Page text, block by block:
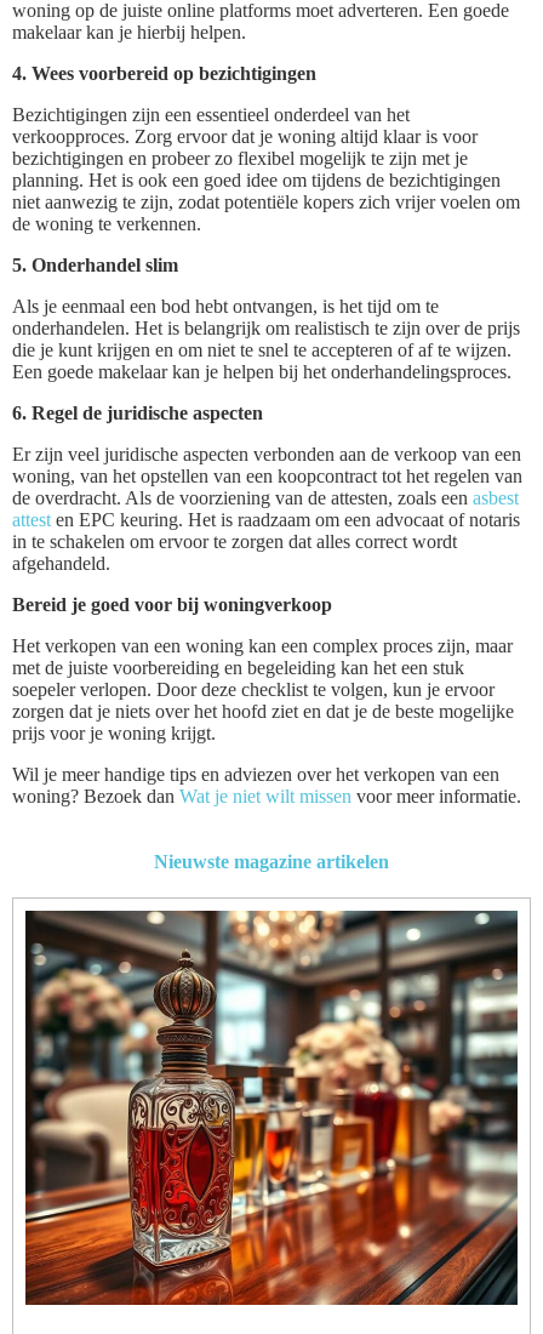
woning op de juiste online platforms moet adverteren. Een goede
makelaar kan je hierbij helpen.
4. Wees voorbereid op bezichtigingen
Bezichtigingen zijn een essentieel onderdeel van het
verkoopproces. Zorg ervoor dat je woning altijd klaar is voor
bezichtigingen en probeer zo flexibel mogelijk te zijn met je
planning. Het is ook een goed idee om tijdens de bezichtigingen
niet aanwezig te zijn, zodat potentiële kopers zich vrijer voelen om
de woning te verkennen.
5. Onderhandel slim
Als je eenmaal een bod hebt ontvangen, is het tijd om te
onderhandelen. Het is belangrijk om realistisch te zijn over de prijs
die je kunt krijgen en om niet te snel te accepteren of af te wijzen.
Een goede makelaar kan je helpen bij het onderhandelingsproces.
6. Regel de juridische aspecten
Er zijn veel juridische aspecten verbonden aan de verkoop van een
woning, van het opstellen van een koopcontract tot het regelen van
de overdracht. Als de voorziening van de attesten, zoals een asbest
attest en EPC keuring. Het is raadzaam om een advocaat of notaris
in te schakelen om ervoor te zorgen dat alles correct wordt
afgehandeld.
Bereid je goed voor bij woningverkoop
Het verkopen van een woning kan een complex proces zijn, maar
met de juiste voorbereiding en begeleiding kan het een stuk
soepeler verlopen. Door deze checklist te volgen, kun je ervoor
zorgen dat je niets over het hoofd ziet en dat je de beste mogelijke
prijs voor je woning krijgt.
Wil je meer handige tips en adviezen over het verkopen van een
woning? Bezoek dan Wat je niet wilt missen voor meer informatie.
Nieuwste magazine artikelen